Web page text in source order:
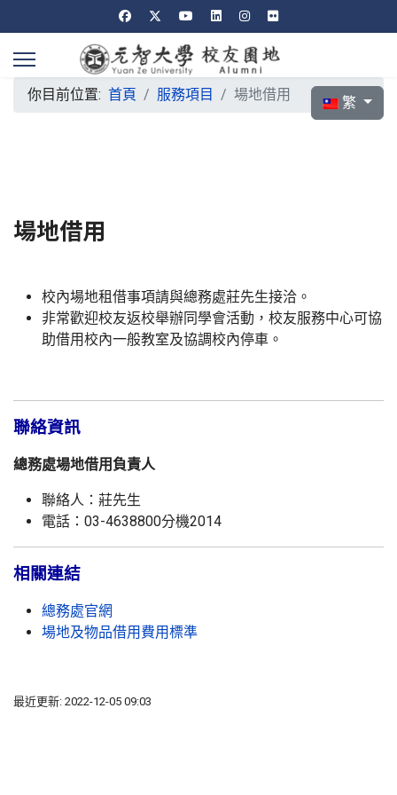
選擇你的語言
繁
你目前位置: 首頁 服務項目 場地借用
場地借用
校內場地租借事項請與總務處莊先生接洽。
非常歡迎校友返校舉辦同學會活動，校友服務中心可協
助借用校內一般教室及協調校內停車。
聯絡資訊
總務處場地借用負責人
聯絡人：莊先生
電話：03-4638800分機2014
相關連結
總務處官網
場地及物品借用費用標準
最近更新: 2022-12-05 09:03